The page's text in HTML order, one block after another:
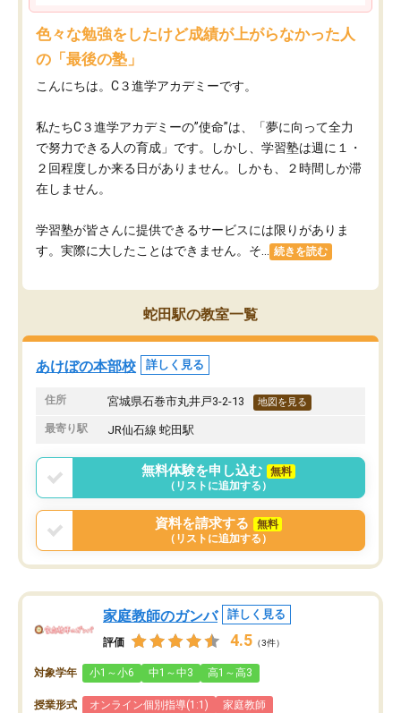
色々な勉強をしたけど成績が上がらなかった人
の「最後の塾」
こんにちは。C３進学アカデミーです。
私たちC３進学アカデミーの”使命”は、「夢に向って全力
で努力できる人の育成」です。しかし、学習塾は週に１・
２回程度しか来る日がありません。しかも、２時間しか滞
在しません。
学習塾が皆さんに提供できるサービスには限りがありま
す。実際に大したことはできません。そ...
続きを読む
蛇田駅の教室一覧
あけぼの本部校 詳しく見る
住所 宮城県石巻市丸井戸3-2-13 地図を見る
最寄り駅 JR仙石線 蛇田駅
無料体験を申し込む
無料
（リストに追加する）
資料を請求する
無料
（リストに追加する）
家庭教師のガンバ 詳しく見る
評価 4.5 （3件）
対象学年 小1～小6 中1～中3 高1～高3
授業形式 オンライン個別指導(1:1) 家庭教師